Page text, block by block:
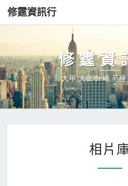
修霆資訊行
修霆資
大甲 大安 外埔 苑
片
相片